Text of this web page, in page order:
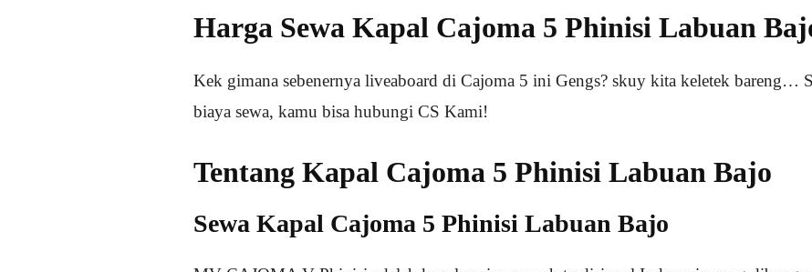
Harga Sewa Kapal Cajoma 5 Phinisi Labuan
Kek gimana sebenernya liveaboard di Cajoma 5 ini Gengs? skuy kita keletek bareng…
biaya sewa, kamu bisa hubungi CS Kami!
Tentang Kapal Cajoma 5 Phinisi Labuan Bajo
Sewa Kapal Cajoma 5 Phinisi Labuan Bajo